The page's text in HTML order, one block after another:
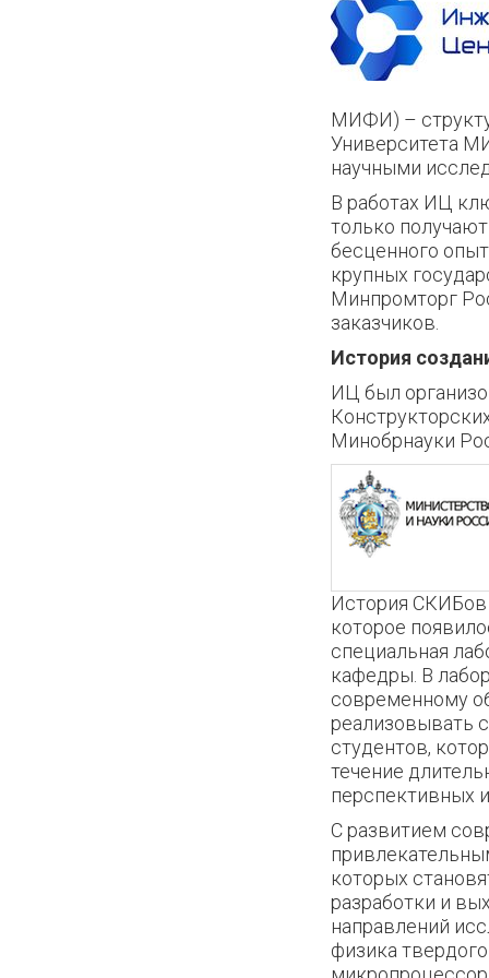
МИФИ) –
Университета
научными
В работах ИЦ
только
бесценного
крупных
Минпромторг
заказчиков.
История
ИЦ был
Минобрнауки
История СКИБов
которое
специальная
кафедры. В
современному
реализовывать
студентов,
течение
перспективных
С развитием
которых
разработки и
направлений
физика